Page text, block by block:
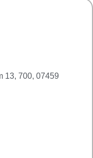
13, 700, 07459